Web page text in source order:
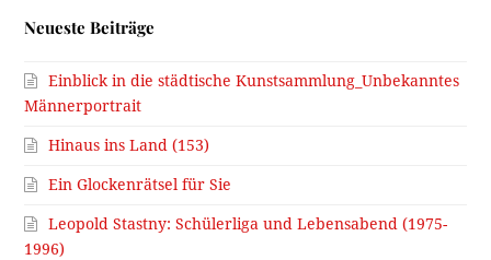
Neueste Beiträge
Einblick in die städtische Kunstsammlung_Unbekanntes
Männerportrait
Hinaus ins Land (153)
Ein Glockenrätsel für Sie
Leopold Stastny: Schülerliga und Lebensabend (1975-
1996)